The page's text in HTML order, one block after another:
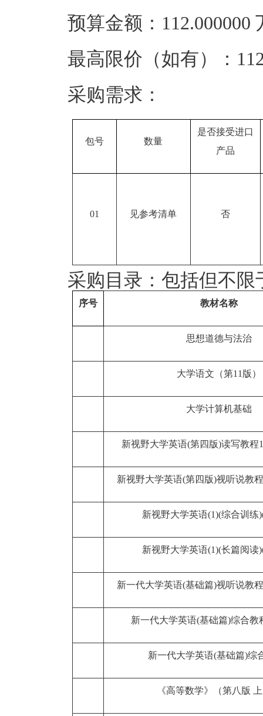
预算金额：112.000000
最高限价（如有）：
采购需求：
包号 数量
是否接受进口
产品
01 见参考清单 否
采购目录：包括但不
序号 教材名称
思想道德与法治
大学语文（第11版）
大学计算机基础
新视野大学英语(第四版)读写教程
新视野大学英语(第四版)视听说教
新视野大学英语(1)(综合训练
新视野大学英语(1)(长篇阅读
新一代大学英语(基础篇)视听说教
新一代大学英语(基础篇)综合教
新一代大学英语(基础篇)综
《高等数学》（第八版